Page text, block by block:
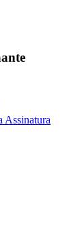
Assinatura